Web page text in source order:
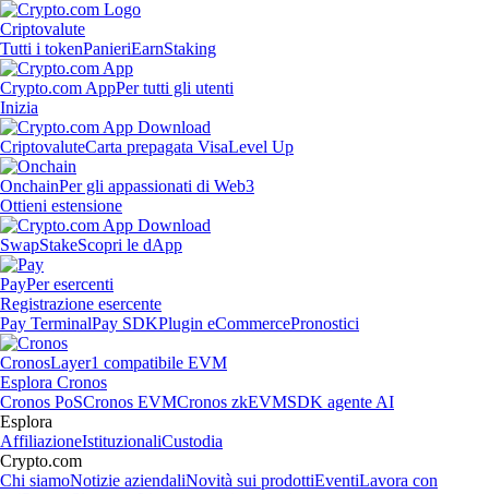
Criptovalute
Tutti i tokenPanieriEarnStaking
Crypto.com AppPer tutti gli utenti
Inizia
CriptovaluteCarta prepagata VisaLevel Up
OnchainPer gli appassionati di Web3
Ottieni estensione
SwapStakeScopri le dApp
PayPer esercenti
Registrazione esercente
Pay TerminalPay SDKPlugin eCommercePronostici
CronosLayer1 compatibile EVM
Esplora Cronos
Cronos PoSCronos EVMCronos zkEVMSDK agente AI
Esplora
AffiliazioneIstituzionaliCustodia
Crypto.com
Chi siamoNotizie aziendaliNovità sui prodottiEventiLavora con